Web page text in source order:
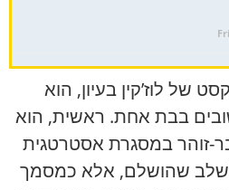
של לוז’קין בעיון, הוא
בבת אחת. ראשית, הוא
זוהר במסגרת אסטרטגית
שהושלם, אלא כמסמך